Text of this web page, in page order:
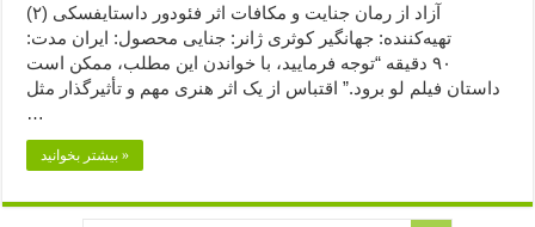
آزاد از رمان جنایت و مکافات اثر فئودور داستایفسکی (۲)
تهیه‌کننده: جهانگیر کوثری ژانر: جنایی محصول: ایران مدت:
۹۰ دقیقه “توجه فرمایید،‌ با خواندن این مطلب، ممکن است
داستان فیلم لو برود.” اقتباس از یک اثر هنری مهم و تأثیرگذار مثل
…
بیشتر بخوانید »